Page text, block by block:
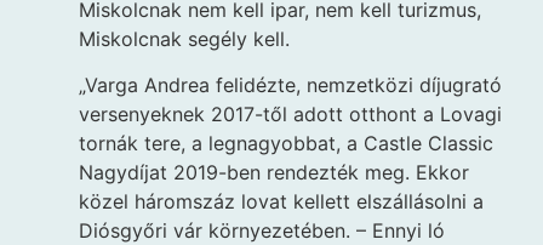
Miskolcnak nem kell ipar, nem kell turizmus,
Miskolcnak segély kell.
„Varga Andrea felidézte, nemzetközi díjugrató
versenyeknek 2017-től adott otthont a Lovagi
tornák tere, a legnagyobbat, a Castle Classic
Nagydíjat 2019-ben rendezték meg. Ekkor
közel háromszáz lovat kellett elszállásolni a
Diósgyőri vár környezetében. – Ennyi ló